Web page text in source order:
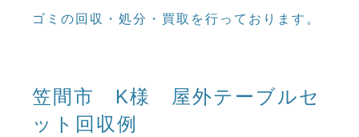
ゴミの回収・処分・買取を行っております。
笠間市 K様 屋外テーブルセ
ット回収例